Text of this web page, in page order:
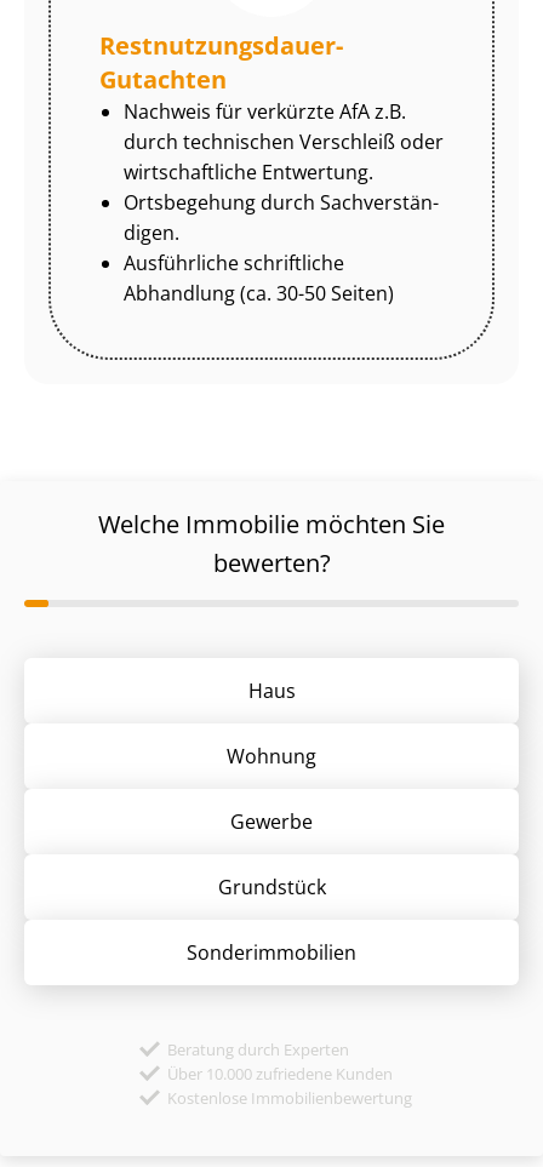
Rest­nut­zungs­dau­er-
Gutachten
Nachweis für verkürzte AfA z.B.
durch technischen Verschleiß oder
wirtschaftliche Entwertung.
Ortsbegehung durch Sach­ver­stän­
di­gen.
Ausführliche schriftliche
Abhandlung (ca. 30-50 Seiten)
Welche Immobilie möchten Sie
bewerten?
Haus
Wohnung
Gewerbe
Grund­stück
Sonder­immobilien
Beratung durch Experten
Über 10.000 zufriedene Kunden
Kostenlose Immobilienbewertung